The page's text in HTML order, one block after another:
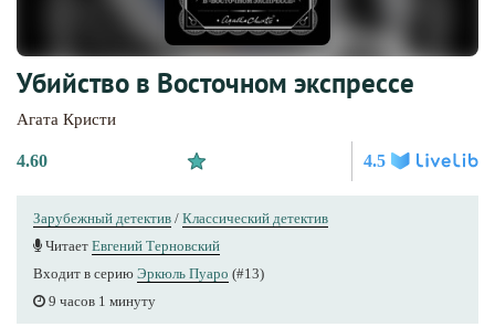
Убийство в Восточном экспрессе
Агата Кристи
4.60 4.5
Зарубежный детектив / Классический детектив
Читает Евгений Терновский
Входит в серию Эркюль Пуаро (#13)
9 часов 1 минуту